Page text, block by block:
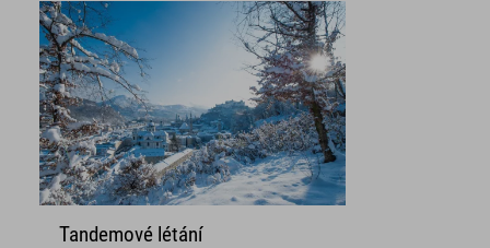
Tandemové létání